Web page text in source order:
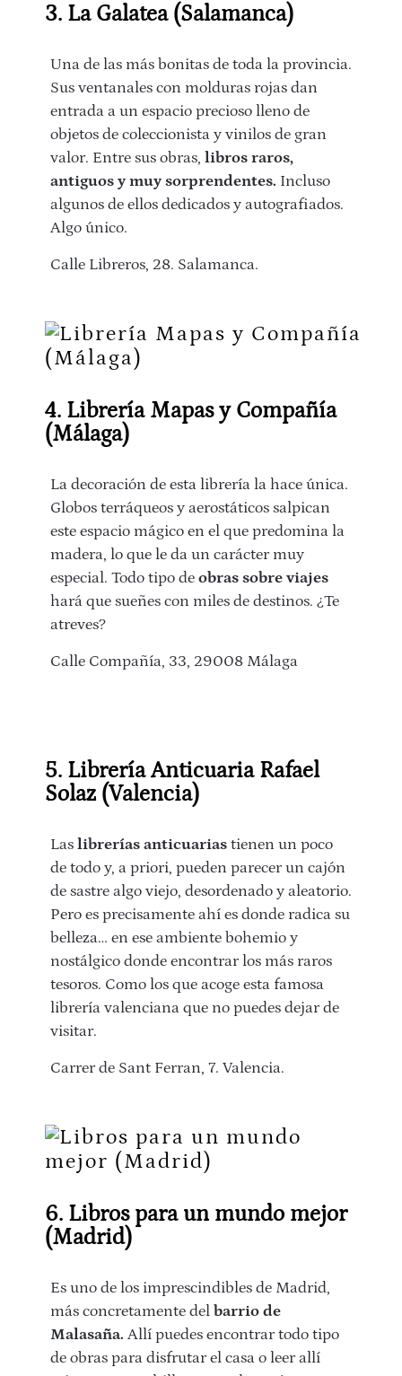
3. La Galatea (Salamanca)
Una de las más bonitas de toda la provincia.
Sus ventanales con molduras rojas dan
entrada a un espacio precioso lleno de
objetos de coleccionista y vinilos de gran
valor. Entre sus obras, libros raros,
antiguos y muy sorprendentes. Incluso
algunos de ellos dedicados y autografiados.
Algo único.
Calle Libreros, 28. Salamanca.
4. Librería Mapas y Compañía
(Málaga)
La decoración de esta librería la hace única.
Globos terráqueos y aerostáticos salpican
este espacio mágico en el que predomina la
madera, lo que le da un carácter muy
especial. Todo tipo de obras sobre viajes
hará que sueñes con miles de destinos. ¿Te
atreves?
Calle Compañía, 33, 29008 Málaga
5. Librería Anticuaria Rafael
Solaz (Valencia)
Las librerías anticuarias tienen un poco
de todo y, a priori, pueden parecer un cajón
de sastre algo viejo, desordenado y aleatorio.
Pero es precisamente ahí es donde radica su
belleza… en ese ambiente bohemio y
nostálgico donde encontrar los más raros
tesoros. Como los que acoge esta famosa
librería valenciana que no puedes dejar de
visitar.
Carrer de Sant Ferran, 7. Valencia.
6. Libros para un mundo mejor
(Madrid)
Es uno de los imprescindibles de Madrid,
más concretamente del barrio de
Malasaña. Allí puedes encontrar todo tipo
de obras para disfrutar el casa o leer allí